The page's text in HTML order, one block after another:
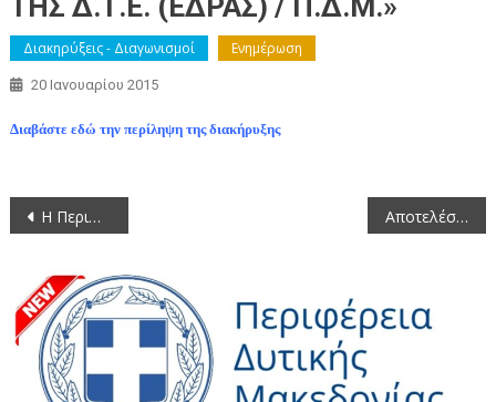
ΤΗΣ Δ.Τ.Ε. (ΕΔΡΑΣ) / Π.Δ.Μ.»
Διακηρύξεις - Διαγωνισμοί Ενημέρωση
20 Ιανουαρίου 2015
Διαβάστε εδώ την περίληψη της διακήρυξης
Πλοήγηση
H Περιφέρεια Δυτικής Μακεδονίας προκηρύσσει ανοιχτό διαγωνισμό για την ανάθεση του έργου: «ΣΥΝΤΗΡΗΣΗ – ΒΕΛΤΙΩΣΗ ΑΣΦΑΛΤΟΤΑΠΗΤΑ ΣΤΟ ΕΘΝ. ΟΔΙΚΟ ΔΙΚΤΥΟ ΤΗΣ Π.Ε. ΚΟΖΑΝΗΣ ΑΡΜΟΔΙΟΤΗΤΑΣ ΣΥΝΤΗΡΗΣΗΣ ΤΗΣ Δ.Τ.Ε. (ΕΔΡΑΣ) / Π.Δ.Μ.» Αποτελέσματα για τις εξετάσεις του Κρατικού Πιστοποιητικού Γλωσσομάθειας (Αγγλικής, Γαλλικής, Γερμανικής, Ιταλικής Ισπανικής και Τουρκικής)